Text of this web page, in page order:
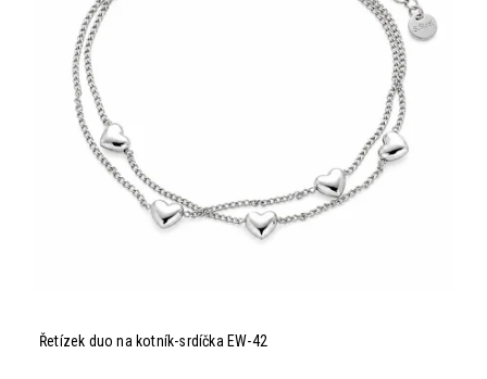
Řetízek duo na kotník-srdíčka EW-42